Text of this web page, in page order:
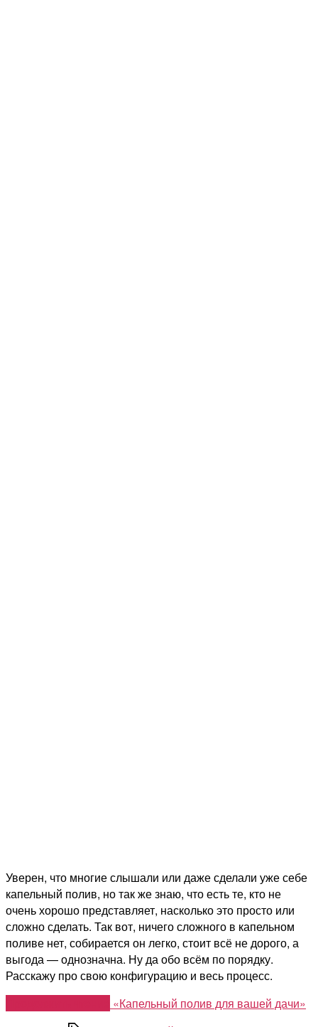
Уверен, что многие слышали или даже сделали уже себе
капельный полив, но так же знаю, что есть те, кто не
очень хорошо представляет, насколько это просто или
сложно сделать. Так вот, ничего сложного в капельном
поливе нет, собирается он легко, стоит всё не дорого, а
выгода — однозначна. Ну да обо всём по порядку.
Расскажу про свою конфигурацию и весь процесс.
«Капельный полив для вашей дачи»